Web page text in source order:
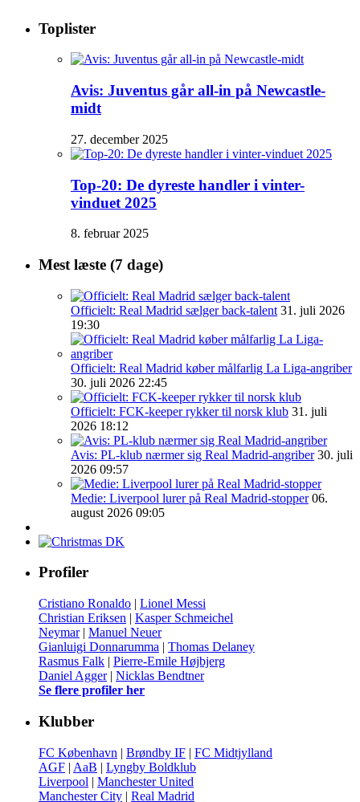
Toplister
Avis: Juventus går all-in på Newcastle-
midt
27. december 2025
Top-20: De dyreste handler i vinter-
vinduet 2025
8. februar 2025
Mest læste (7 dage)
Officielt: Real Madrid sælger back-talent 31. juli 2026
19:30
Officielt: Real Madrid køber målfarlig La Liga-angriber
30. juli 2026 22:45
Officielt: FCK-keeper rykker til norsk klub 31. juli
2026 18:12
Avis: PL-klub nærmer sig Real Madrid-angriber 30. juli
2026 09:57
Medie: Liverpool lurer på Real Madrid-stopper 06.
august 2026 09:05
Profiler
Cristiano Ronaldo | Lionel Messi
Christian Eriksen | Kasper Schmeichel
Neymar| Manuel Neuer
Gianluigi Donnarumma | Thomas Delaney
Rasmus Falk | Pierre-Emile Højbjerg
Daniel Agger| Nicklas Bendtner
Se flere profiler her
Klubber
FC København | Brøndby IF | FC Midtjylland
AGF | AaB | Lyngby Boldklub
Liverpool | Manchester United
Manchester City | Real Madrid